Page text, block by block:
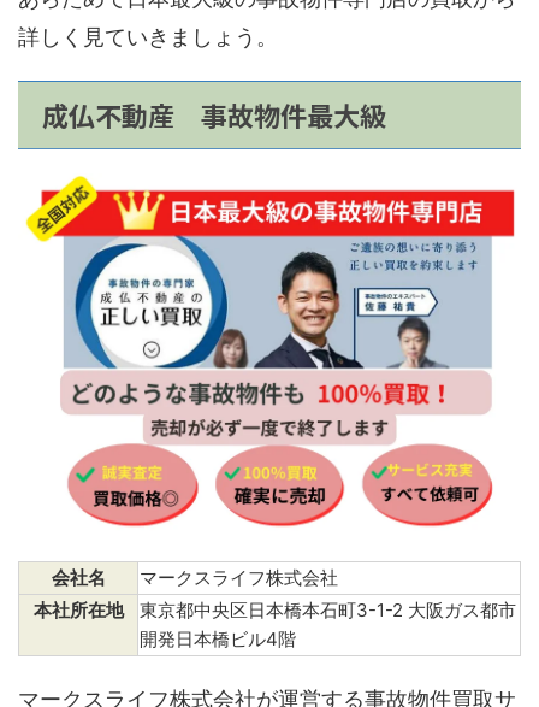
詳しく見ていきましょう。
成仏不動産 事故物件最大級
会社名
マークスライフ株式会社
本社所在地
東京都中央区日本橋本石町3-1-2 大阪ガス都市
開発日本橋ビル4階
マークスライフ株式会社が運営する事故物件買取サ